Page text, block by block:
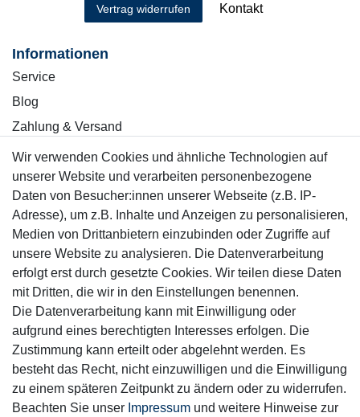
Vertrag widerrufen Kontakt
Informationen
Service
Blog
Zahlung & Versand
Sicher einkaufen
Mitglied
Motor-Fit
© Copyright 2026 | Alle Rechte vorbehalten.
Wir verwenden Cookies und ähnliche Technologien auf
unserer Website und verarbeiten personenbezogene
Daten von Besucher:innen unserer Webseite (z.B. IP-
Adresse), um z.B. Inhalte und Anzeigen zu personalisieren,
Medien von Drittanbietern einzubinden oder Zugriffe auf
unsere Website zu analysieren. Die Datenverarbeitung
erfolgt erst durch gesetzte Cookies. Wir teilen diese Daten
mit Dritten, die wir in den Einstellungen benennen.
Die Datenverarbeitung kann mit Einwilligung oder
aufgrund eines berechtigten Interesses erfolgen. Die
Zustimmung kann erteilt oder abgelehnt werden. Es
besteht das Recht, nicht einzuwilligen und die Einwilligung
zu einem späteren Zeitpunkt zu ändern oder zu widerrufen.
Beachten Sie unser Impressum und weitere Hinweise zur